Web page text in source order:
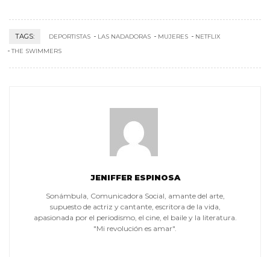
TAGS: DEPORTISTAS LAS NADADORAS MUJERES
NETFLIX
THE SWIMMERS
JENIFFER ESPINOSA
Sonámbula, Comunicadora Social, amante del arte,
supuesto de actriz y cantante, escritora de la vida,
apasionada por el periodismo, el cine, el baile y la literatura.
"Mi revolución es amar".